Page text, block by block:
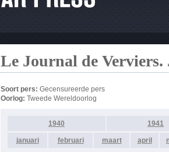
Le Journal de
Soort pers: Gecensureerde pers
Oorlog: Tweede Wereldoorlog
1940 1941
januari februari maart april